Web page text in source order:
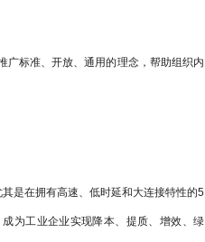
广标准、开放、通用的理念，帮助组织内
是在拥有高速、低时延和大连接特性的5
为工业企业实现降本、提质、增效、绿